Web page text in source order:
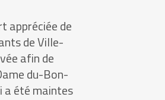
appréciée de
de Ville-
afin de
du-Bon-
a été maintes